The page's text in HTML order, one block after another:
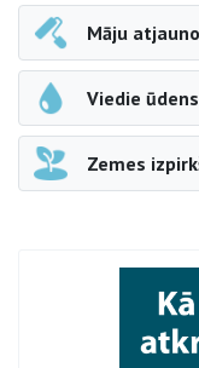
Māju
Viedie
Zemes